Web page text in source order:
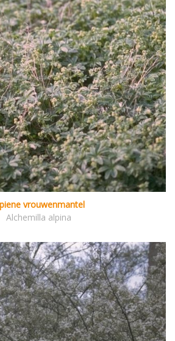
vrouwenmantel
Alchemilla alpina